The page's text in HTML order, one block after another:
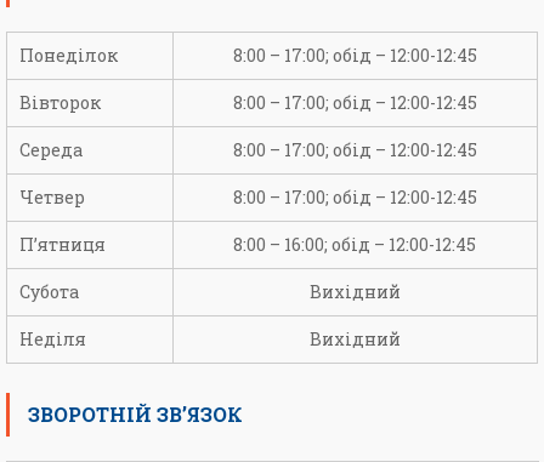
Понеділок 8:00 – 17:00; обід – 12:00-12:45
Вівторок 8:00 – 17:00; обід – 12:00-12:45
Середа 8:00 – 17:00; обід – 12:00-12:45
Четвер 8:00 – 17:00; обід – 12:00-12:45
П’ятниця 8:00 – 16:00; обід – 12:00-12:45
Субота Вихідний
Неділя Вихідний
ЗВОРОТНІЙ ЗВ’ЯЗОК